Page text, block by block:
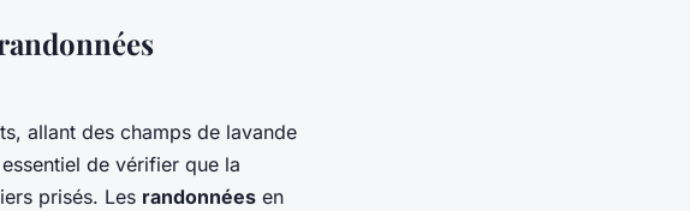
allant des champs de lavande
de vérifier que la
prisés. Les randonnées en